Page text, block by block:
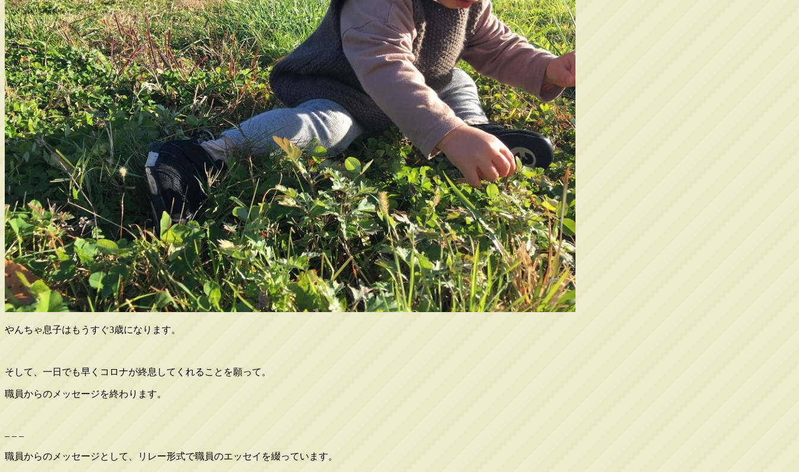
やんちゃ息子はもうすぐ3歳になります。
そして、一日でも早くコロナが終息してくれることを願って。
職員からのメッセージを終わります。
– – –
職員からのメッセージとして、リレー形式で職員のエッセイを綴っています。